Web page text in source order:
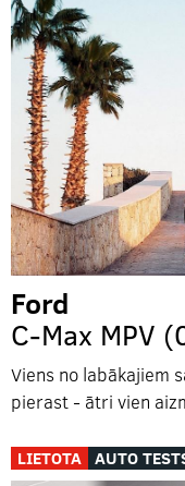
Ford
C-Max MPV
Viens no labākajiem
pierast - ātri vien
LIETOTA AUTO